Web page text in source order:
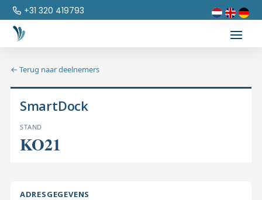
+31 320 419793
← Terug naar deelnemers
SmartDock
STAND
KO21
ADRESGEGEVENS